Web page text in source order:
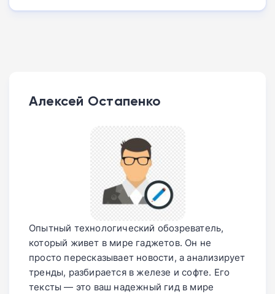
Алексей Остапенко
Опытный технологический обозреватель,
который живет в мире гаджетов. Он не
просто пересказывает новости, а анализирует
тренды, разбирается в железе и софте. Его
тексты — это ваш надежный гид в мире